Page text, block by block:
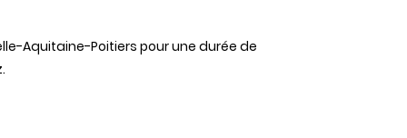
Aquitaine-Poitiers pour une durée de